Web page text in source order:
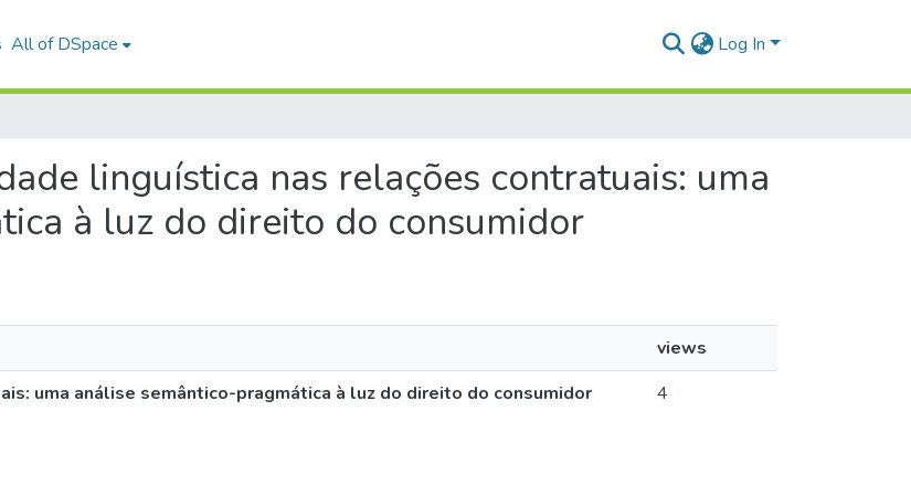
All of DSpace Log In
linguística nas relações contratuais: uma
à luz do direito do consumidor
views
uma análise semântico-pragmática à luz do direito do consumidor
4